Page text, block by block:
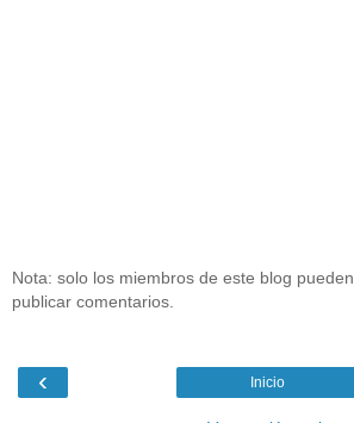
Nota: solo los miembros de este blog pueden
publicar comentarios.
‹ Inicio